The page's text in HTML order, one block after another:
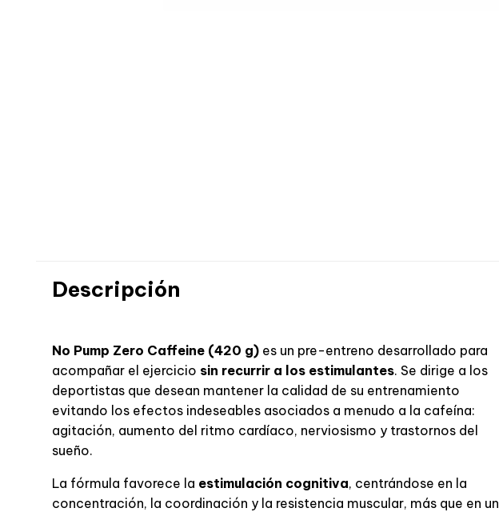
Descripción
No Pump Zero Caffeine (420 g) es un pre-entreno desarrollado para
acompañar el ejercicio sin recurrir a los estimulantes. Se dirige a los
deportistas que desean mantener la calidad de su entrenamiento
evitando los efectos indeseables asociados a menudo a la cafeína:
agitación, aumento del ritmo cardíaco, nerviosismo y trastornos del
sueño.
La fórmula favorece la estimulación cognitiva, centrándose en la
concentración, la coordinación y la resistencia muscular, más que en un